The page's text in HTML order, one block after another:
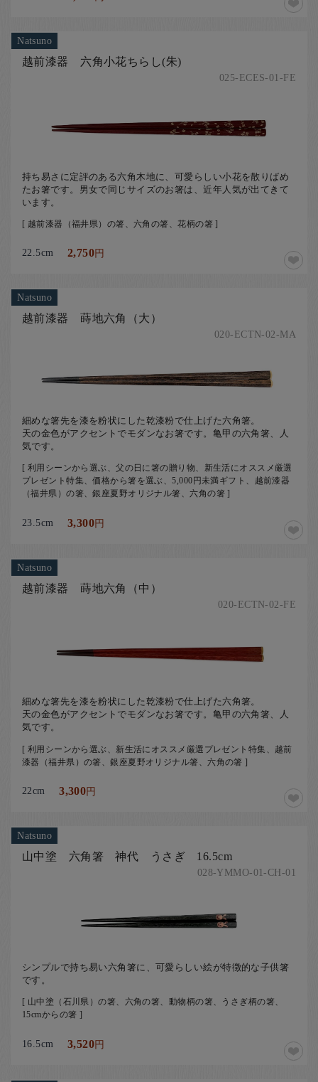
Natsuno
越前漆器 六角小花ちらし(朱)
025-ECES-01-FE
持ち易さに定評のある六角木地に、可愛らしい小花を散りばめ
たお箸です。男女で同じサイズのお箸は、近年人気が出てきて
います。
[ 越前漆器（福井県）の箸、六角の箸、花柄の箸 ]
22.5cm 2,750円
Natsuno
越前漆器 蒔地六角（大）
020-ECTN-02-MA
細めな箸先を漆を粉状にした乾漆粉で仕上げた六角箸。
天の金色がアクセントでモダンなお箸です。亀甲の六角箸、人
気です。
[ 利用シーンから選ぶ、父の日に箸の贈り物、新生活にオススメ厳選
プレゼント特集、価格から箸を選ぶ、5,000円未満ギフト、越前漆器
（福井県）の箸、銀座夏野オリジナル箸、六角の箸 ]
23.5cm 3,300円
Natsuno
越前漆器 蒔地六角（中）
020-ECTN-02-FE
細めな箸先を漆を粉状にした乾漆粉で仕上げた六角箸。
天の金色がアクセントでモダンなお箸です。亀甲の六角箸、人
気です。
[ 利用シーンから選ぶ、新生活にオススメ厳選プレゼント特集、越前
漆器（福井県）の箸、銀座夏野オリジナル箸、六角の箸 ]
22cm 3,300円
Natsuno
山中塗 六角箸 神代 うさぎ 16.5cm
028-YMMO-01-CH-01
シンプルで持ち易い六角箸に、可愛らしい絵が特徴的な子供箸
です。
[ 山中塗（石川県）の箸、六角の箸、動物柄の箸、うさぎ柄の箸、
15cmからの箸 ]
16.5cm 3,520円